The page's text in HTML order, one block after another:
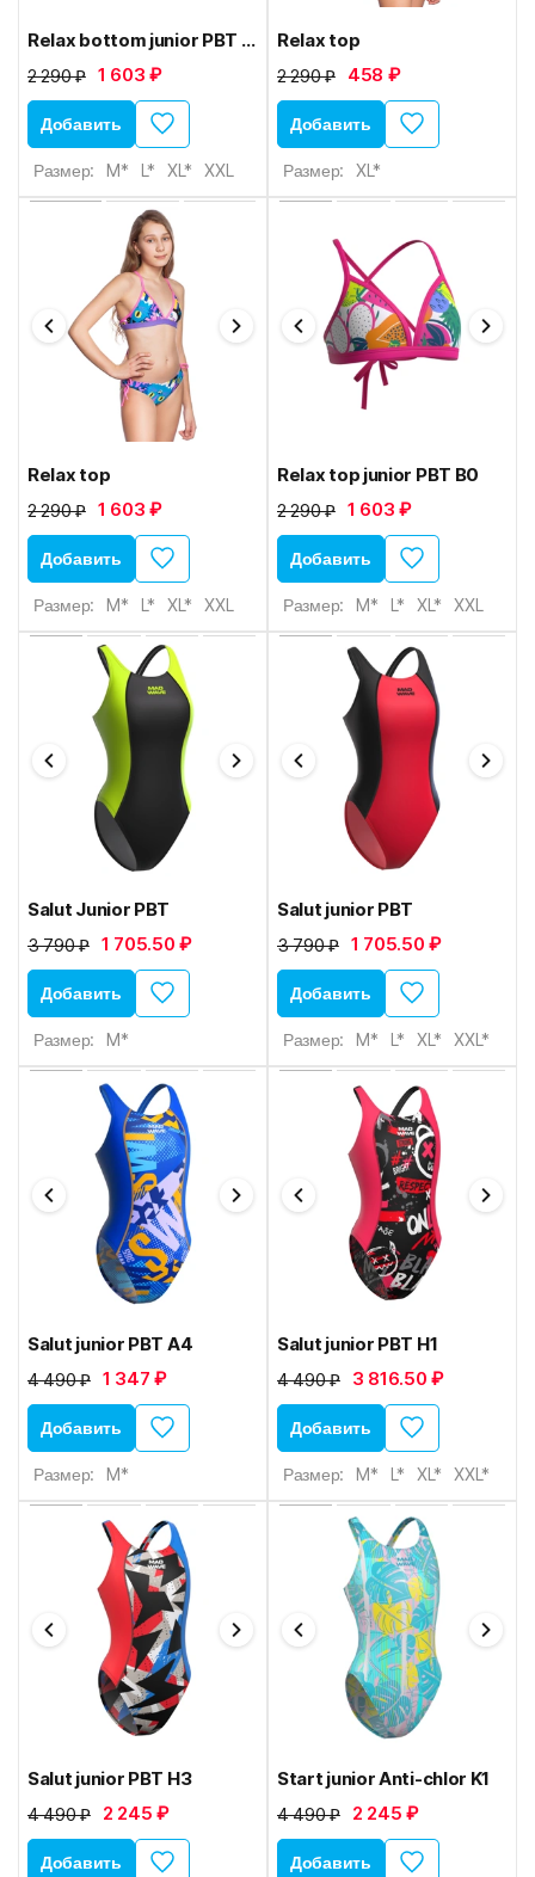
Relax bottom junior PBT B0
2 290 ₽ 1 603 ₽
Добавить
Размер: M* L* XL* XXL
Relax top
2 290 ₽ 458 ₽
Добавить
Размер: XL*
Relax top
2 290 ₽ 1 603 ₽
Добавить
Размер: M* L* XL* XXL
Relax top junior PBT B0
2 290 ₽ 1 603 ₽
Добавить
Размер: M* L* XL* XXL
Salut Junior PBT
3 790 ₽ 1 705.50 ₽
Добавить
Размер: M*
Salut junior PBT
3 790 ₽ 1 705.50 ₽
Добавить
Размер: M* L* XL* XXL*
Salut junior PBT A4
4 490 ₽ 1 347 ₽
Добавить
Размер: M*
Salut junior PBT H1
4 490 ₽ 3 816.50 ₽
Добавить
Размер: M* L* XL* XXL*
Salut junior PBT H3
4 490 ₽ 2 245 ₽
Добавить
Start junior Anti-chlor K1
4 490 ₽ 2 245 ₽
Добавить